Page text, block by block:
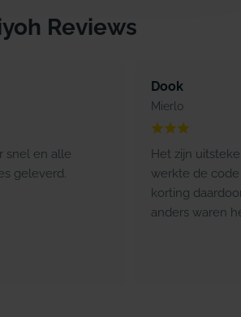
Reviews
snel en alle
geleverd.
Dook
Mierlo
Het zijn
werkte de code
korting
anders waren